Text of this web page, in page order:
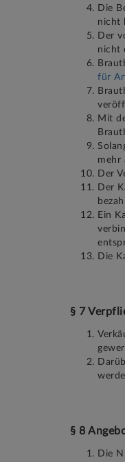
Die
nicht
Der
nicht
für
Mit
mehr
Der
Der
Ein
Die
§ 7
§ 8
Die